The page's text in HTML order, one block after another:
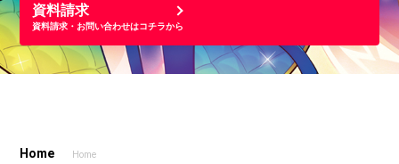
資料請求
資料請求・お問い合わせはコチラから
Home Home